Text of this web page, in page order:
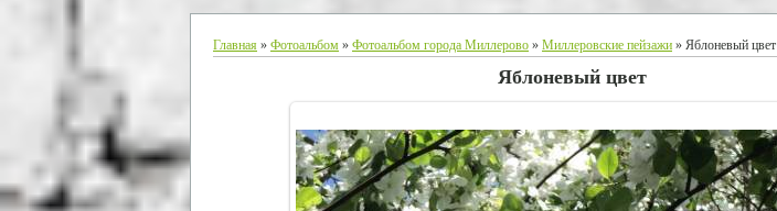
Главная » Фотоальбом » Фотоальбом города Миллерово » Миллеровские пейзажи » Яблоневый цвет
Яблоневый цвет